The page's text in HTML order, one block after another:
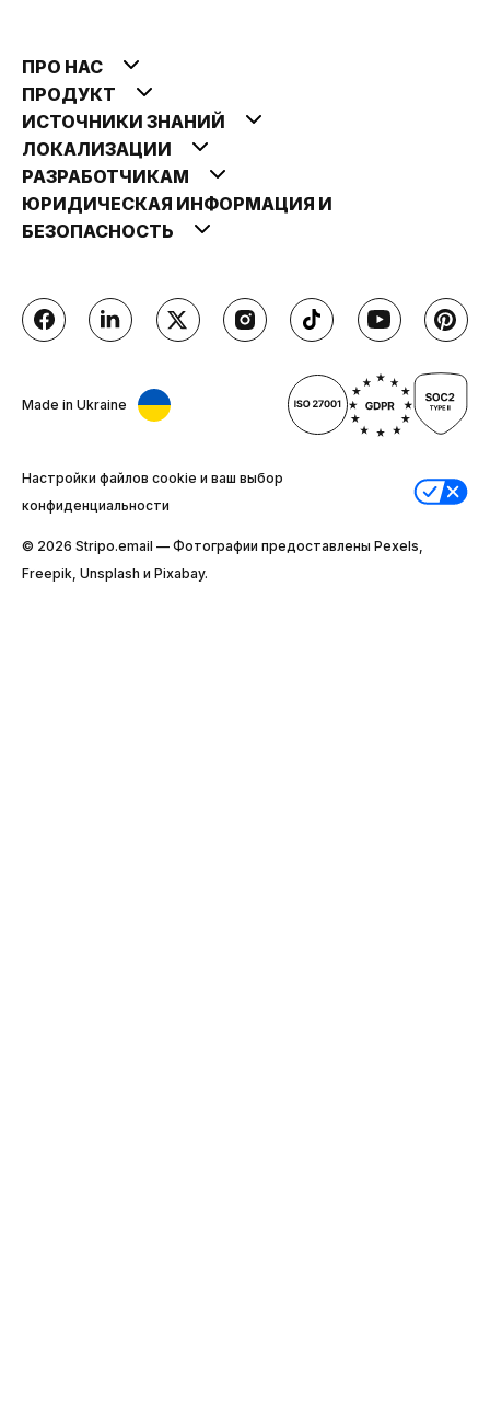
ПРО НАС
ПРОДУКТ
ИСТОЧНИКИ ЗНАНИЙ
ЛОКАЛИЗАЦИИ
РАЗРАБОТЧИКАМ
ЮРИДИЧЕСКАЯ ИНФОРМАЦИЯ И
БЕЗОПАСНОСТЬ
Made in Ukraine
Настройки файлов cookie и ваш выбор
конфиденциальности
© 2026 Stripо.email — Фотографии предоставлены Pexels,
Freepik, Unsplash и Pixabay.